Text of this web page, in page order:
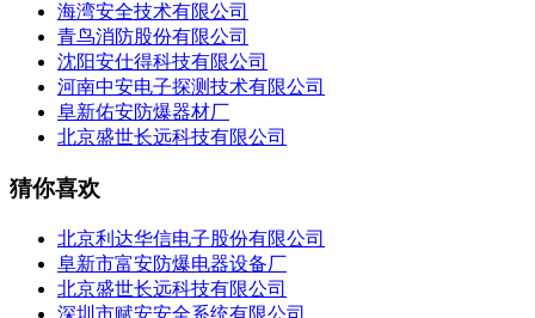
海湾安全技术有限公司
青鸟消防股份有限公司
沈阳安仕得科技有限公司
河南中安电子探测技术有限公司
阜新佑安防爆器材厂
北京盛世长远科技有限公司
猜你喜欢
北京利达华信电子股份有限公司
阜新市富安防爆电器设备厂
北京盛世长远科技有限公司
深圳市赋安安全系统有限公司